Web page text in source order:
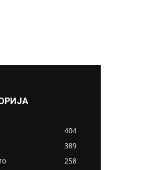
404
389
258